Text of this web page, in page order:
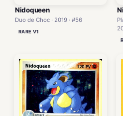
Nidoqueen
Duo de Choc · 2019 · #56
RARE V1